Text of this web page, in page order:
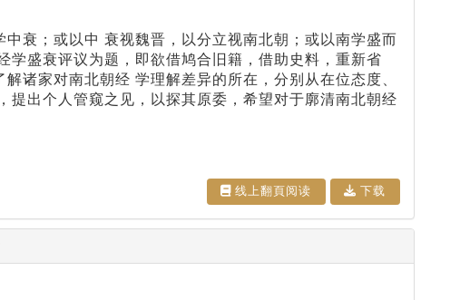
衰；或以中 衰视魏晋，以分立视南北朝；或以南学盛而
盛衰评议为题，即欲借鸠合旧籍，借助史料，重新省
诸家对南北朝经 学理解差异的所在，分别从在位态度、
出个人管窥之见，以探其原委，希望对于廓清南北朝经
线上翻⾴阅读 下载